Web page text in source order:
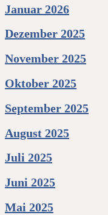
Januar 2026
Dezember 2025
November 2025
Oktober 2025
September 2025
August 2025
Juli 2025
Juni 2025
Mai 2025